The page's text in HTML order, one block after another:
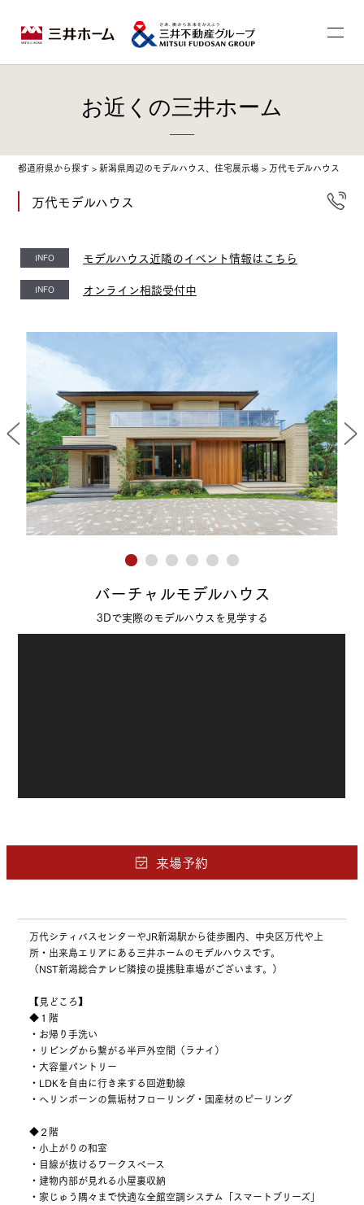
お近くの三井ホーム
都道府県から探す >新潟県周辺のモデルハウス、住宅展示場>万代モデルハウス
万代モデルハウス
INFO モデルハウス近隣のイベント情報はこちら
INFO オンライン相談受付中
バーチャルモデルハウス
3Dで実際のモデルハウスを見学する
万代シティバスセンターやJR新潟駅から徒歩圏内、中央区万代や上
所・出来島エリアにある三井ホームのモデルハウスです。
（NST新潟総合テレビ隣接の提携駐車場がございます。）
【見どころ】
◆１階
・お帰り手洗い
・リビングから繋がる半戸外空間（ラナイ）
・大容量パントリー
・LDKを自由に行き来する回遊動線
・ヘリンボーンの無垢材フローリング・国産材のピーリング
◆２階
・小上がりの和室
・目線が抜けるワークスペース
・建物内部が見れる小屋裏収納
・家じゅう隅々まで快適な全館空調システム「スマートブリーズ」